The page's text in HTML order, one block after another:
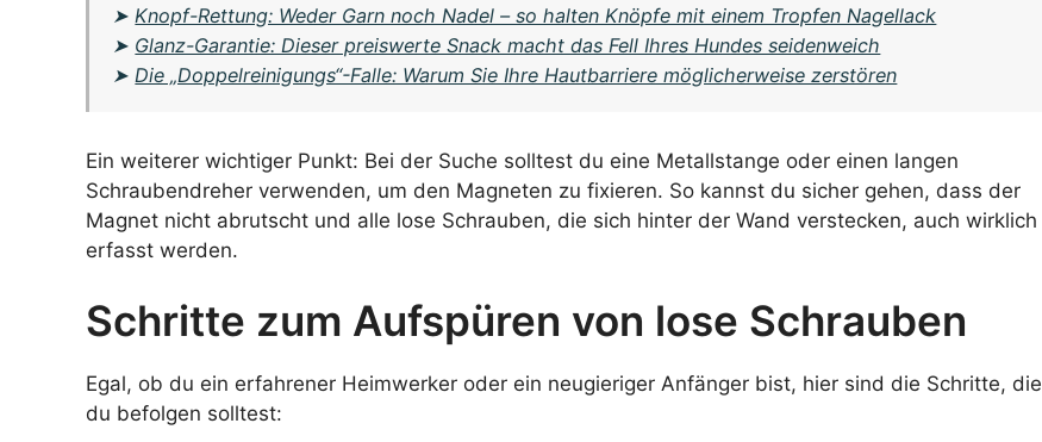
➤Knopf-Rettung: Weder Garn noch Nadel – so halten Knöpfe mit einem Tropfen Nagellack
➤ Glanz-Garantie: Dieser preiswerte Snack macht das Fell Ihres Hundes seidenweich
➤Die „Doppelreinigungs“-Falle: Warum Sie Ihre Hautbarriere möglicherweise zerstören
Ein weiterer wichtiger Punkt: Bei der Suche solltest du eine Metallstange oder einen langen
Schraubendreher verwenden, um den Magneten zu fixieren. So kannst du sicher gehen, dass der
Magnet nicht abrutscht und alle lose Schrauben, die sich hinter der Wand verstecken, auch wirklich
erfasst werden.
Schritte zum Aufspüren von lose Schrauben
Egal, ob du ein erfahrener Heimwerker oder ein neugieriger Anfänger bist, hier sind die Schritte, die
du befolgen solltest: